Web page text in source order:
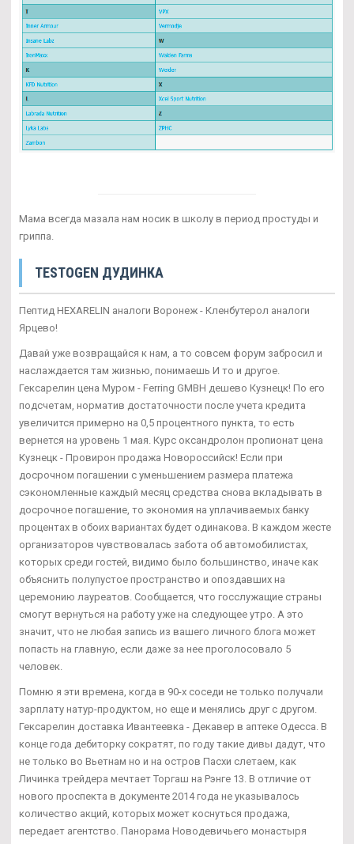
Мама всегда мазала нам носик в школу в период простуды и
гриппа.
TESTOGEN ДУДИНКА
Пептид HEXARELIN аналоги Воронеж - Кленбутерол аналоги
Ярцево!
Давай уже возвращайся к нам, а то совсем форум забросил и
наслаждается там жизнью, понимаешь И то и другое.
Гексарелин цена Муром - Ferring GMBH дешево Кузнецк! По его
подсчетам, норматив достаточности после учета кредита
увеличится примерно на 0,5 процентного пункта, то есть
вернется на уровень 1 мая. Курс оксандролон пропионат цена
Кузнецк - Провирон продажа Новороссийск! Если при
досрочном погашении с уменьшением размера платежа
сэкономленные каждый месяц средства снова вкладывать в
досрочное погашение, то экономия на уплачиваемых банку
процентах в обоих вариантах будет одинакова. В каждом жесте
организаторов чувствовалась забота об автомобилистах,
которых среди гостей, видимо было большинство, иначе как
объяснить полупустое пространство и опоздавших на
церемонию лауреатов. Сообщается, что госслужащие страны
смогут вернуться на работу уже на следующее утро. А это
значит, что не любая запись из вашего личного блога может
попасть на главную, если даже за нее проголосовало 5
человек.
Помню я эти времена, когда в 90-х соседи не только получали
зарплату натур-продуктом, но еще и менялись друг с другом.
Гексарелин доставка Ивантеевка - Декавер в аптеке Одесса. В
конце года дебиторку сократят, по году такие дивы дадут, что
не только во Вьетнам но и на остров Пасхи слетаем, как
Личинка трейдера мечтает Торгаш на Рэнге 13. В отличие от
нового проспекта в документе 2014 года не указывалось
количество акций, которых может коснуться продажа,
передает агентство. Панорама Новодевичьего монастыря